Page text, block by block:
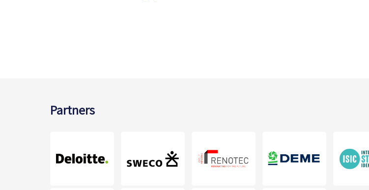
Partners